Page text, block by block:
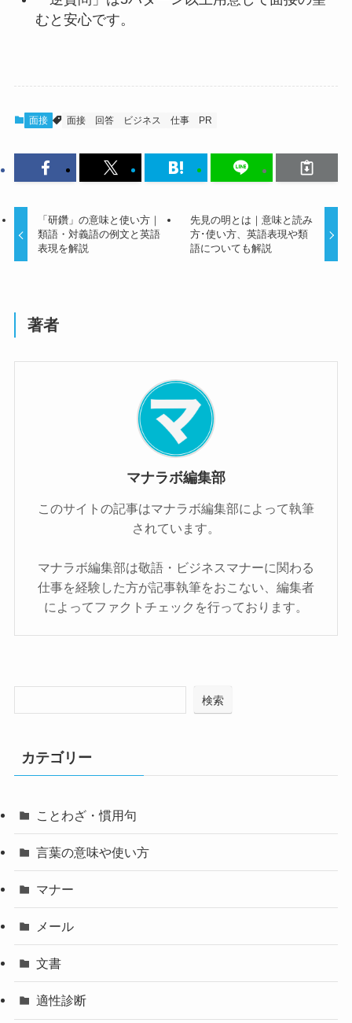
むと安心です。
面接 面接 回答 ビジネス 仕事 PR
「研鑽」の意味と使い方｜
類語・対義語の例文と英語
表現を解説
先見の明とは｜意味と読み
方･使い方、英語表現や類
語についても解説
著者
マナラボ編集部
このサイトの記事はマナラボ編集部によって執筆
されています。
マナラボ編集部は敬語・ビジネスマナーに関わる
仕事を経験した方が記事執筆をおこない、編集者
によってファクトチェックを行っております。
検索
カテゴリー
ことわざ・慣用句
言葉の意味や使い方
マナー
メール
文書
適性診断